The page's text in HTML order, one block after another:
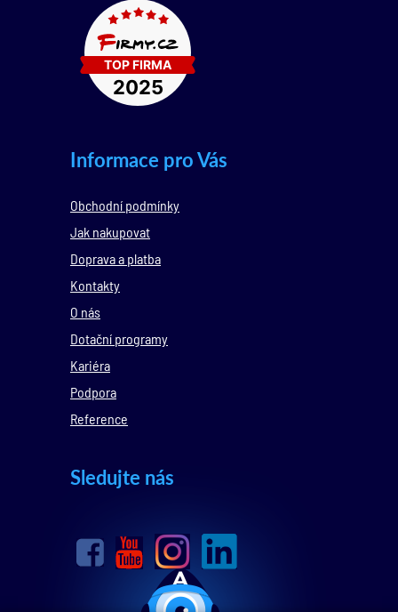
Informace pro Vás
Obchodní podmínky
Jak nakupovat
Doprava a platba
Kontakty
O nás
Dotační programy
Kariéra
Podpora
Reference
Sledujte nás